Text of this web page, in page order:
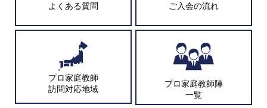
よくある質問 ご入会の流れ
プロ家庭教師
訪問対応地域
プロ家庭教師陣
一覧